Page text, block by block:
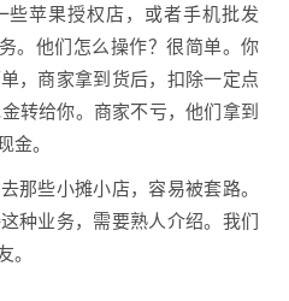
苹果授权店，或者手机批发
。他们怎么操作？很简单。你
，商家拿到货后，扣除一定点
转给你。商家不亏，他们拿到
金。
那些小摊小店，容易被套路。
种业务，需要熟人介绍。我们
。